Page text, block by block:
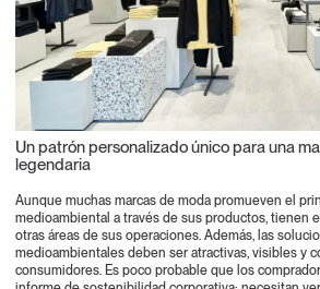
Un patrón personalizado único para una
legendaria
Aunque muchas marcas de moda promueven el
medioambiental a través de sus productos, tienen
otras áreas de sus operaciones. Además, las
medioambientales deben ser atractivas, visibles y
consumidores. Es poco probable que los